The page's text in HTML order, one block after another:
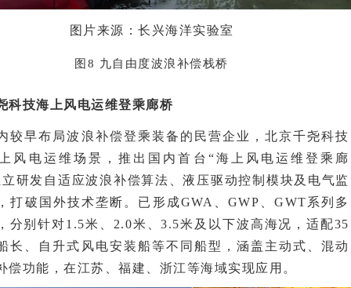
图片来源：长兴海洋实验室
图8 九自由度波浪补偿栈桥
科技海上风电运维登乘廊桥
较早布局波浪补偿登乘装备的民营企业，北京千尧科技
风电运维场景，推出国内首台“海上风电运维登乘廊
研发自适应波浪补偿算法、液压驱动控制模块及电气监
打破国外技术垄断。已形成GWA、GWP、GWT系列多
分别针对1.5米、2.0米、3.5米及以下波高海况，适配35
长、自升式风电安装船等不同船型，涵盖主动式、混动
偿功能，在江苏、福建、浙江等海域实现应用。